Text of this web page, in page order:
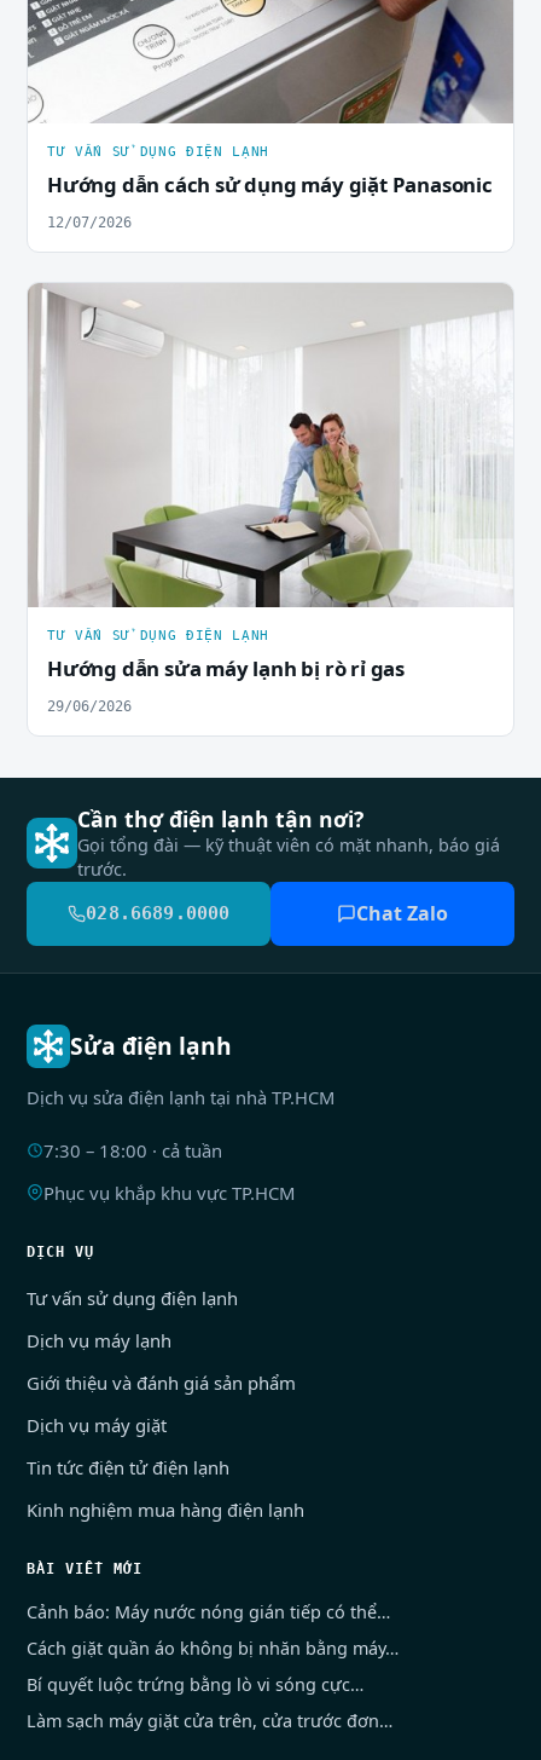
TƯ VẤN SỬ DỤNG ĐIỆN LẠNH
Hướng dẫn cách sử dụng máy giặt Panasonic
12/07/2026
TƯ VẤN SỬ DỤNG ĐIỆN LẠNH
Hướng dẫn sửa máy lạnh bị rò rỉ gas
29/06/2026
Cần thợ điện lạnh tận nơi?
Gọi tổng đài — kỹ thuật viên có mặt nhanh, báo giá
trước.
028.6689.0000 Chat Zalo
Sửa điện lạnh
Dịch vụ sửa điện lạnh tại nhà TP.HCM
7:30 – 18:00 · cả tuần
Phục vụ khắp khu vực TP.HCM
DỊCH VỤ
Tư vấn sử dụng điện lạnh
Dịch vụ máy lạnh
Giới thiệu và đánh giá sản phẩm
Dịch vụ máy giặt
Tin tức điện tử điện lạnh
Kinh nghiệm mua hàng điện lạnh
BÀI VIẾT MỚI
Cảnh báo: Máy nước nóng gián tiếp có thể…
Cách giặt quần áo không bị nhăn bằng máy…
Bí quyết luộc trứng bằng lò vi sóng cực…
Làm sạch máy giặt cửa trên, cửa trước đơn…